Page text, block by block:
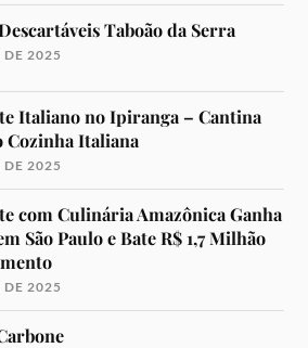
Taboão da Serra
2025
Italiano no Ipiranga – Cantina
Cozinha Italiana
2025
com Culinária Amazônica Ganha
São Paulo e Bate R$ 1,7 Milhão
2025